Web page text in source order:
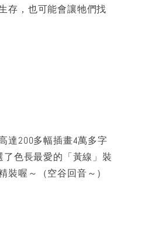
存，也可能會讓牠們找
達200多幅插畫4萬多字
色長最愛的「黃線」裝
喔～（空谷回音～）